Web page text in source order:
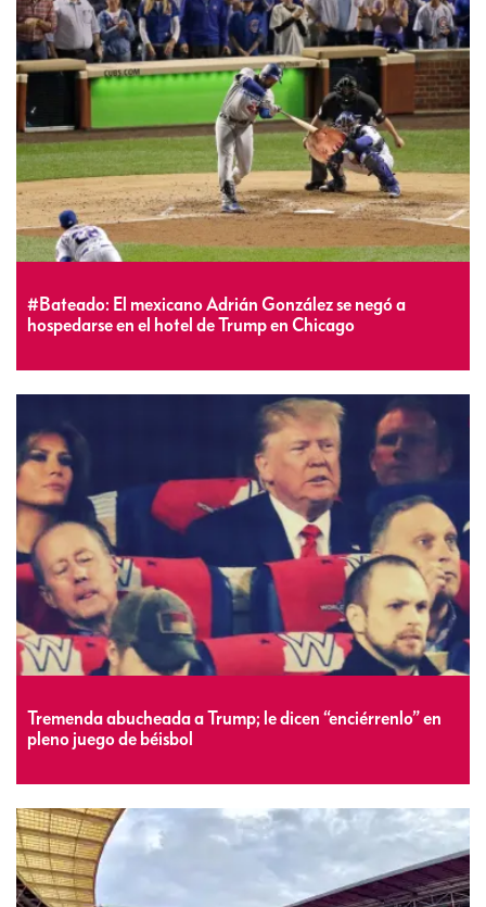
#Bateado: El mexicano Adrián González se negó a
hospedarse en el hotel de Trump en Chicago
Tremenda abucheada a Trump; le dicen “enciérrenlo” en
pleno juego de béisbol